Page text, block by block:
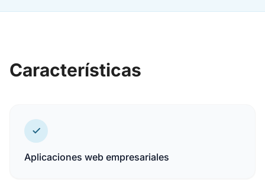
Características
Aplicaciones web empresariales